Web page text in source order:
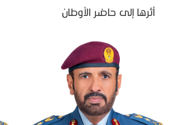
أثرها إلى حاضر الأوطان
«يوم عهد الاتحاد» شاهداً
على واحدة من أهم المحطات